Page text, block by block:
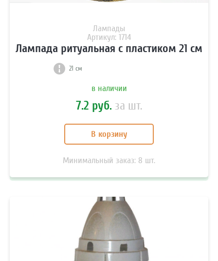
Лампады
Артикул: 1714
Лампада ритуальная с пластиком 21 см
21 см
в наличии
7.2 руб. за шт.
В корзину
Минимальный заказ: 8 шт.